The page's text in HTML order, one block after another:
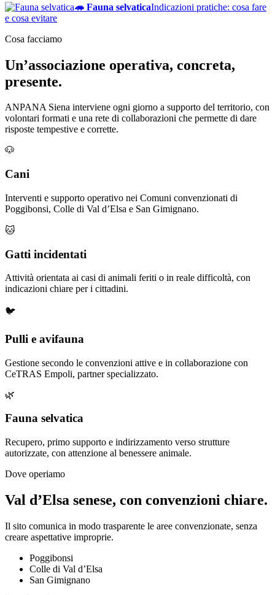
🦔 Fauna selvaticaIndicazioni pratiche: cosa fare
e cosa evitare
Cosa facciamo
Un’associazione operativa, concreta,
presente.
ANPANA Siena interviene ogni giorno a supporto del territorio, con
volontari formati e una rete di collaborazioni che permette di dare
risposte tempestive e corrette.
🐶
Cani
Interventi e supporto operativo nei Comuni convenzionati di
Poggibonsi, Colle di Val d’Elsa e San Gimignano.
🐱
Gatti incidentati
Attività orientata ai casi di animali feriti o in reale difficoltà, con
indicazioni chiare per i cittadini.
🐦
Pulli e avifauna
Gestione secondo le convenzioni attive e in collaborazione con
CeTRAS Empoli, partner specializzato.
🌿
Fauna selvatica
Recupero, primo supporto e indirizzamento verso strutture
autorizzate, con attenzione al benessere animale.
Dove operiamo
Val d’Elsa senese, con convenzioni chiare.
Il sito comunica in modo trasparente le aree convenzionate, senza
creare aspettative improprie.
Poggibonsi
Colle di Val d’Elsa
San Gimignano